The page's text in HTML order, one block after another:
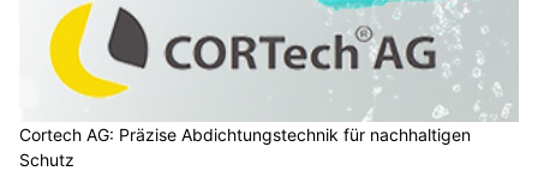
Cortech AG: Präzise Abdichtungstechnik für nachhaltigen
Schutz